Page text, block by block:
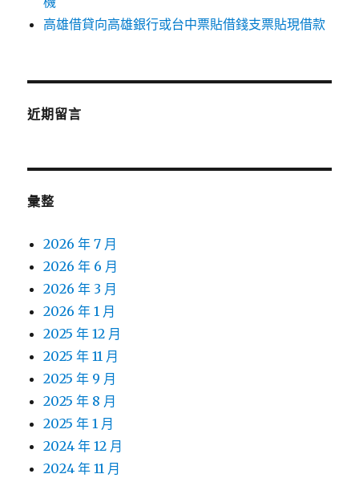
高雄借貸向高雄銀行或台中票貼借錢支票貼現借款
近期留言
彙整
2026 年 7 月
2026 年 6 月
2026 年 3 月
2026 年 1 月
2025 年 12 月
2025 年 11 月
2025 年 9 月
2025 年 8 月
2025 年 1 月
2024 年 12 月
2024 年 11 月